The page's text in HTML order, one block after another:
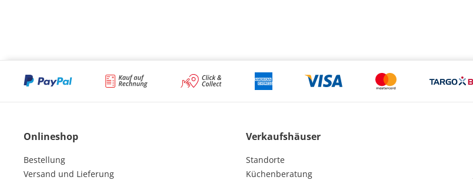
Onlineshop
Bestellung
Versand und Lieferung
Verkaufshäuser
Standorte
Küchenberatung